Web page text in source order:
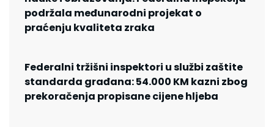
podržala međunarodni projekat o
praćenju kvaliteta zraka
Federalni tržišni inspektori u službi zaštite
standarda građana: 54.000 KM kazni zbog
prekoračenja propisane cijene hljeba